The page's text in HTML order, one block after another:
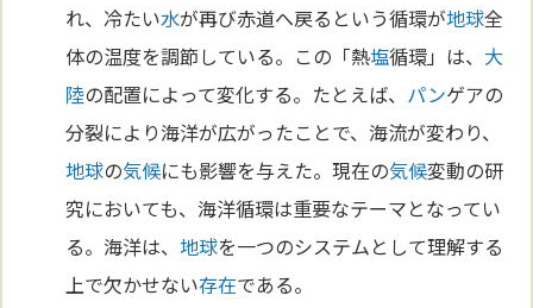
れ、冷たい水が再び赤道へ戻るという循環が地球全
体の温度を調節している。この「熱塩循環」は、 大
陸の配置によって変化する。たとえば、 パンゲアの
分裂により海洋が広がったことで、海流が変わり、
地球の気候にも影響を与えた。現在の気候変動の研
究においても、海洋循環は重要なテーマとなってい
る。海洋は、地球を一つのシステムとして理解する
上で欠かせない存在である。